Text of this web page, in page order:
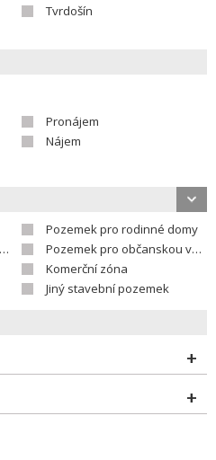
Tvrdošín
Pronájem
Nájem
Pozemek pro rodinné domy
Pozemek pro občanskou vybavenost
Komerční zóna
Jiný stavební pozemek